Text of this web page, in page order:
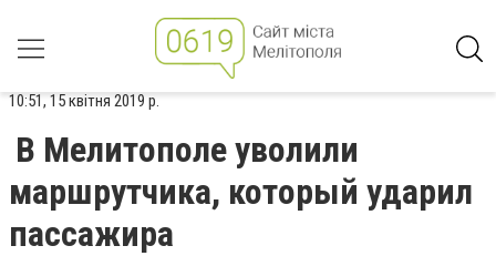
10:51, 15 квітня 2019 р.
В Мелитополе уволили
маршрутчика, который ударил
пассажира